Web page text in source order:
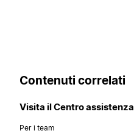
Contenuti correlati
Visita il Centro assistenza
Per i team